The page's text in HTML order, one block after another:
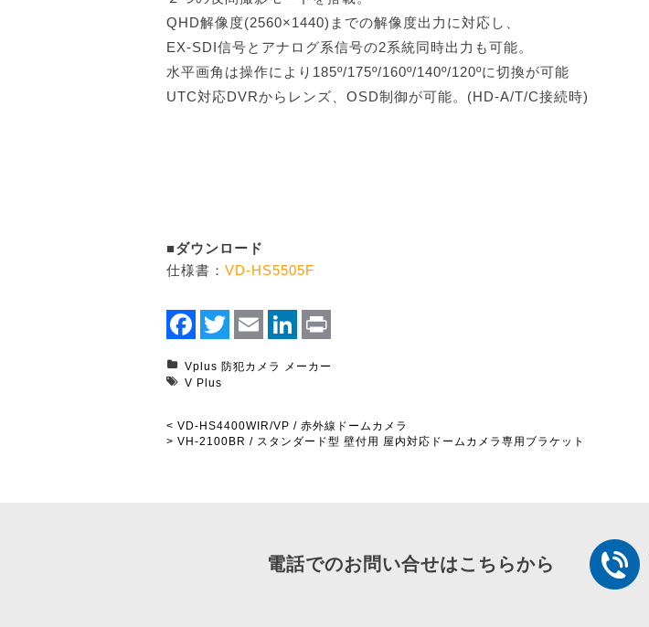
QHD解像度(2560×1440)までの解像度出力に対応し、
EX-SDI信号とアナログ系信号の2系統同時出力も可能。
水平画角は操作により185º/175º/160º/140º/120ºに切換が可能
UTC対応DVRからレンズ、OSD制御が可能。(HD-A/T/C接続時)
■ダウンロード
仕様書： VD-HS5505F
Vplus 防犯カメラ
メーカー
V Plus
< VD-HS4400WIR/VP / 赤外線ドームカメラ
> VH-2100BR / スタンダード型 壁付用 屋内対応ドームカメラ専用ブラケット
電話でのお問い合せはこちらから